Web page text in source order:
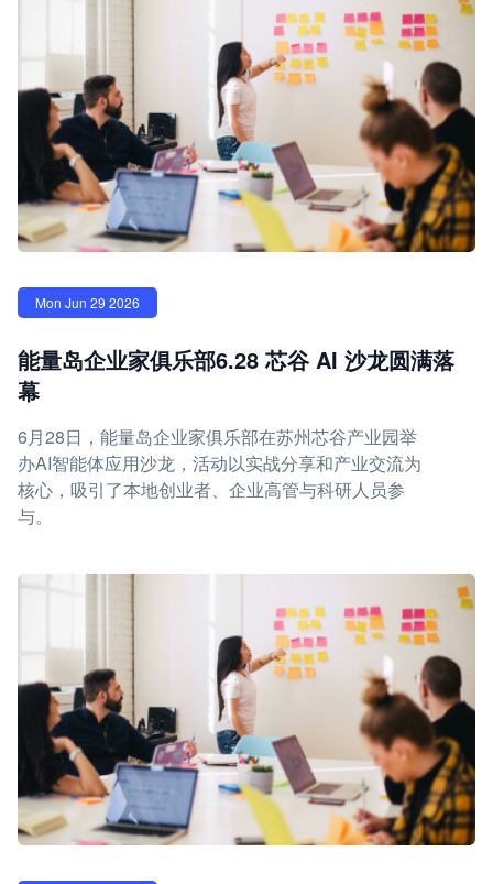
Mon Jun 29 2026
能量岛企业家俱乐部6.28 芯谷 AI 沙龙圆满落
幕
6月28日，能量岛企业家俱乐部在苏州芯谷产业园举
办AI智能体应用沙龙，活动以实战分享和产业交流为
核心，吸引了本地创业者、企业高管与科研人员参
与。